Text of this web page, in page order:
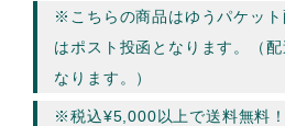
※こちらの商品はゆうパケット
はポスト投函となります。（
なります。）
※税込¥5,000以上で送料無料！